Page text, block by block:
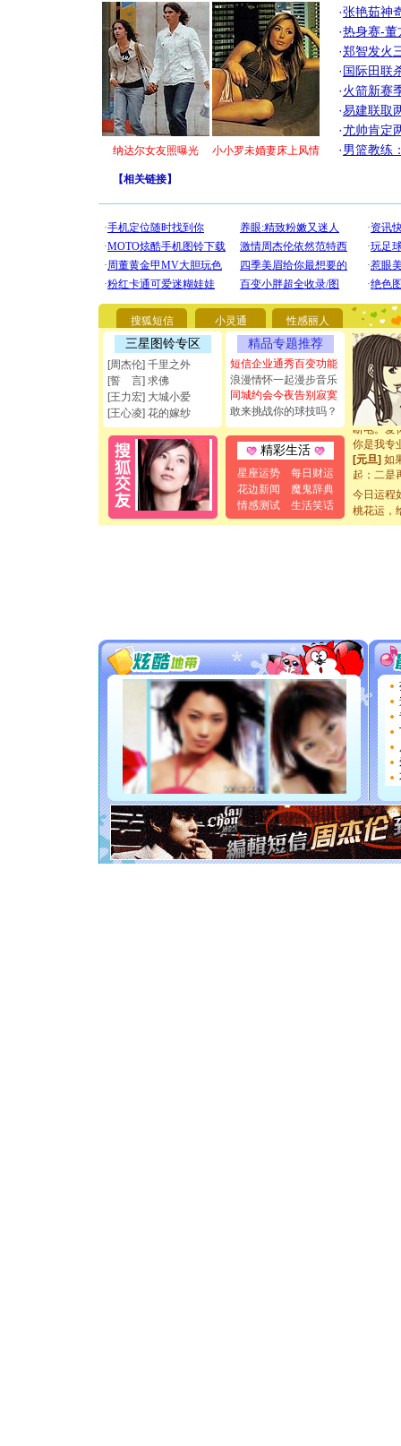
纳达尔女友照曝光 小小罗未婚妻床上风情
·张艳茹神
·热身赛-董
·郑智发火
·国际田联
·火箭新赛
·易建联取
·尤帅肯定
·男篮教练
【相关链接】
搜狐短信 小灵通 性感丽人
三星图铃专区
[周杰伦] 千里之外
[誓 言] 求佛
[王力宏] 大城小爱
[王心凌] 花的嫁纱
精品专题推荐
短信企业通秀百变功能
浪漫情怀一起漫步音乐
同城约会今夜告别寂寞
敢来挑战你的球技吗？
精彩生活
星座运势
每日财运
花边新闻
魔鬼辞典
情感测试
生活笑话
[圣诞节]
你太多，
要平安
[圣诞节]
能正大光
都要快乐
[圣诞节]
如意,快
[元旦]看
断电。爱
你是我专
[元旦] 如
起；二是
[元旦]当
泣，这痛
[圣诞节]
你太多，
要平安
[圣诞节]
能正大
都要快乐
[圣诞节]
如意,快
[元旦]
看
断电。
你是我
[元旦]如
起；二是
离。水晶
[元旦]当
泣，这痛
今日运程
桃花运，